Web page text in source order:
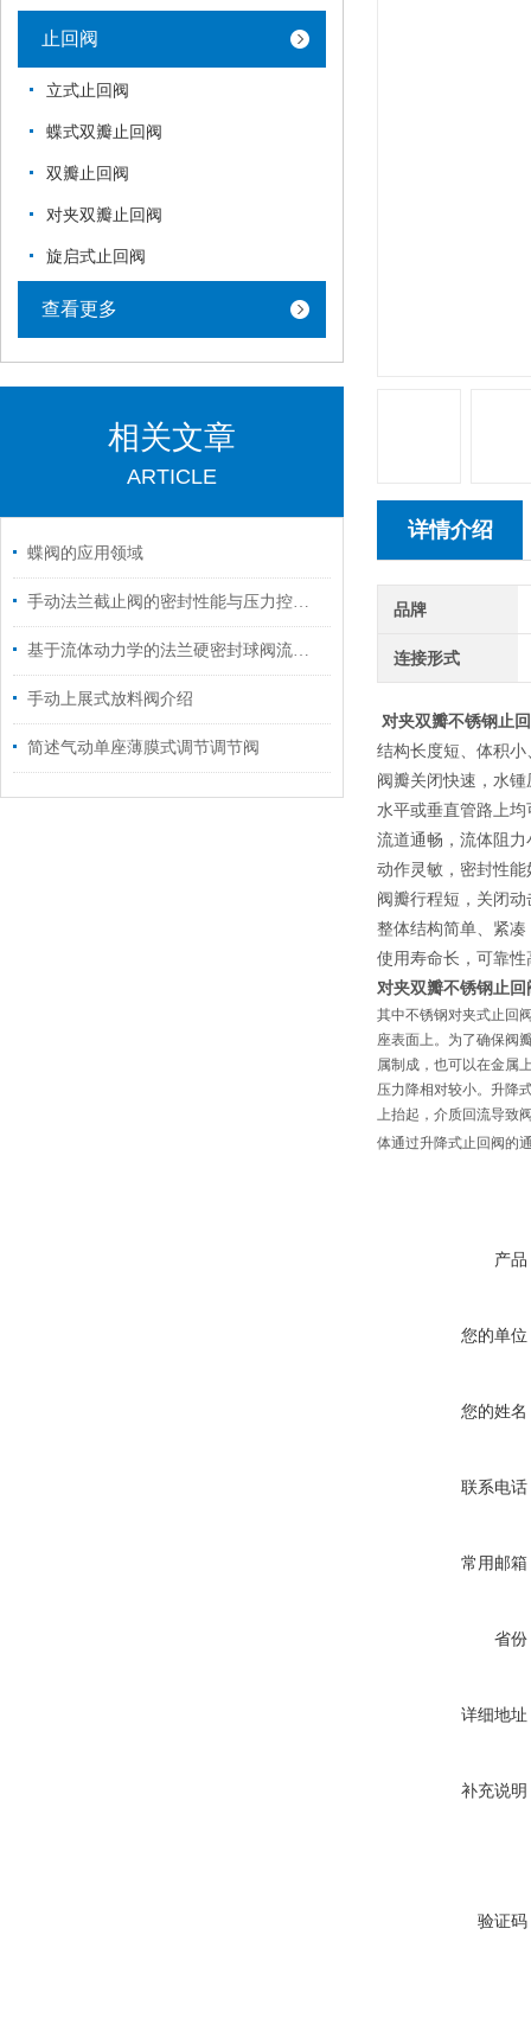
详情介绍
品牌
连接形式
对夹双瓣不锈钢止
结构长度短、体积小
阀瓣关闭快速，水锺
水平或垂直管路上
流道通畅，流体阻力
动作灵敏，密封性能
阀瓣行程短，关闭动
整体结构简单、紧
使用寿命长，可靠性
对夹双瓣不锈钢止
其中不锈钢对夹式止回
座表面上。为了确保阀
属制成，也可以在金属
压力降相对较小。升降
上抬起，介质回流导致
体通过升降式止回阀的
产品
您的单位
您的姓名
联系电话
常用邮箱
省份
详细地址
补充说明
验证码
止回阀
立式止回阀
蝶式双瓣止回阀
双瓣止回阀
对夹双瓣止回阀
旋启式止回阀
查看更多
相关文章
ARTICLE
蝶阀的应用领域
手动法兰截止阀的密封性能与压力控制分析
基于流体动力学的法兰硬密封球阀流量特性分析
手动上展式放料阀介绍
简述气动单座薄膜式调节调节阀